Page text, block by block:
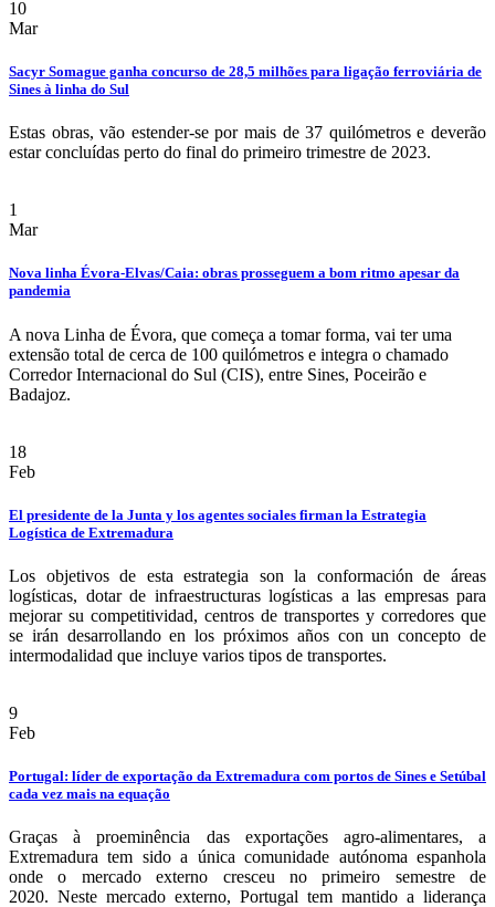
10
Mar
Sacyr Somague ganha concurso de 28,5 milhões para ligação ferroviária de
Sines à linha do Sul
Estas obras, vão estender-se por mais de 37 quilómetros e deverão
estar concluídas perto do final do primeiro trimestre de 2023.
1
Mar
Nova linha Évora-Elvas/Caia: obras prosseguem a bom ritmo apesar da
pandemia
A nova Linha de Évora, que começa a tomar forma, vai ter uma
extensão total de cerca de 100 quilómetros e integra o chamado
Corredor Internacional do Sul (CIS), entre Sines, Poceirão e
Badajoz.
18
Feb
El presidente de la Junta y los agentes sociales firman la Estrategia
Logística de Extremadura
Los objetivos de esta estrategia son la conformación de áreas
logísticas, dotar de infraestructuras logísticas a las empresas para
mejorar su competitividad, centros de transportes y corredores que
se irán desarrollando en los próximos años con un concepto de
intermodalidad que incluye varios tipos de transportes.
9
Feb
Portugal: líder de exportação da Extremadura com portos de Sines e Setúbal
cada vez mais na equação
Graças à proeminência das exportações agro-alimentares, a
Extremadura tem sido a única comunidade autónoma espanhola
onde o mercado externo cresceu no primeiro semestre de
2020. Neste mercado externo, Portugal tem mantido a liderança